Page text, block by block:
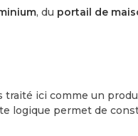
, du portail de
traité ici comme un
logique permet de